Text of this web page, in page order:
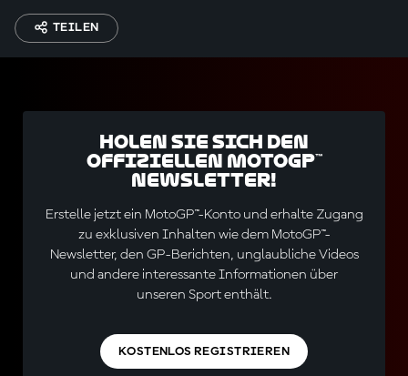
TEILEN
Holen Sie sich den
offiziellen MotoGP™
Newsletter!
Erstelle jetzt ein MotoGP™-Konto und erhalte Zugang
zu exklusiven Inhalten wie dem MotoGP™-
Newsletter, den GP-Berichten, unglaubliche Videos
und andere interessante Informationen über
unseren Sport enthält.
KOSTENLOS REGISTRIEREN